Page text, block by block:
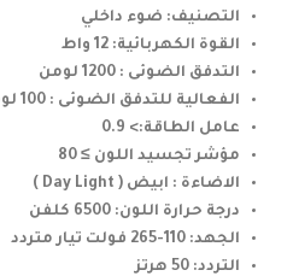
التصنيف: ضوء داخلي
القوة الكهربائية: 12 واط
التدفق الضوئى : 1200 لومن
الفعالية للتدفق الضوئى : 100 لومن / ث ( 100 لومن لكل واط )
عامل الطاقة:> 0.9
مؤشر تجسيد اللون ≥ 80
الاضاءة : ابيض ( Day Light )
درجة حرارة اللون: 6500 كلفن
الجهد: 110-265 فولت تيار متردد
التردد: 50 هرتز